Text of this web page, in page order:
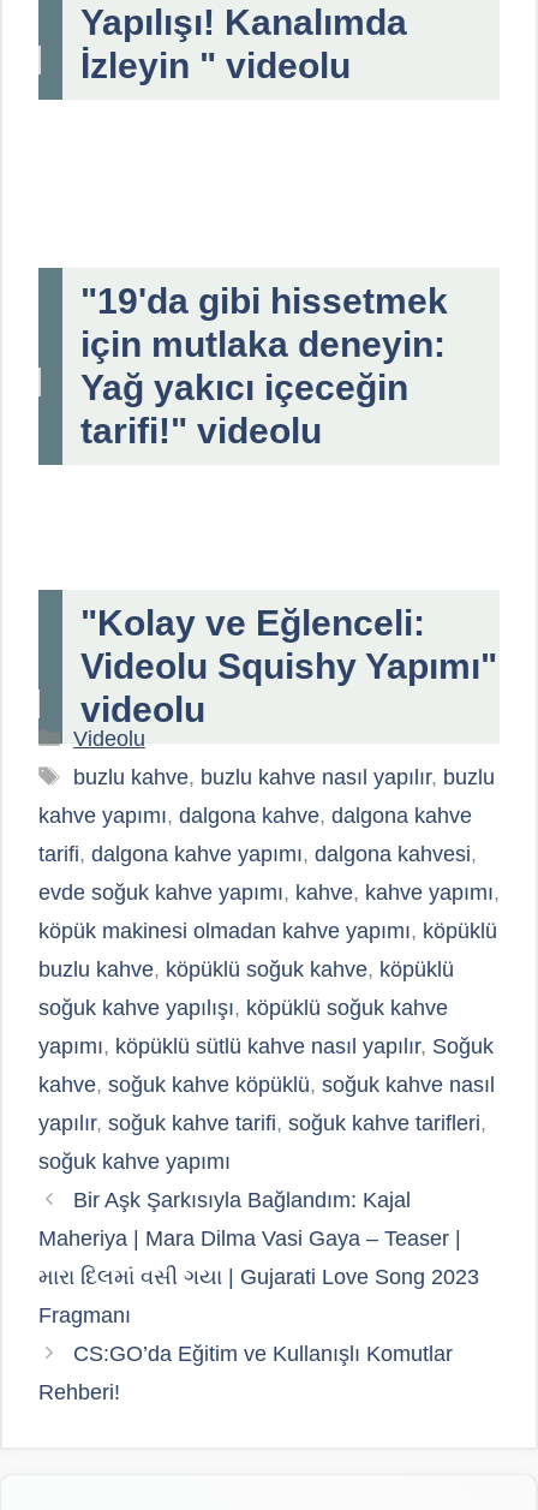
Yapılışı! Kanalımda
İzleyin " videolu
"19'da gibi hissetmek
için mutlaka deneyin:
Yağ yakıcı içeceğin
tarifi!" videolu
"Kolay ve Eğlenceli:
Videolu Squishy Yapımı"
videolu
Kategoriler
Videolu
Etiketler
buzlu kahve, buzlu kahve nasıl yapılır, buzlu
kahve yapımı, dalgona kahve, dalgona kahve
tarifi, dalgona kahve yapımı, dalgona kahvesi,
evde soğuk kahve yapımı, kahve, kahve yapımı,
köpük makinesi olmadan kahve yapımı, köpüklü
buzlu kahve, köpüklü soğuk kahve, köpüklü
soğuk kahve yapılışı, köpüklü soğuk kahve
yapımı, köpüklü sütlü kahve nasıl yapılır, Soğuk
kahve, soğuk kahve köpüklü, soğuk kahve nasıl
yapılır, soğuk kahve tarifi, soğuk kahve tarifleri,
soğuk kahve yapımı
Bir Aşk Şarkısıyla Bağlandım: Kajal
Maheriya | Mara Dilma Vasi Gaya – Teaser |
મારા દિલમાં વસી ગયા | Gujarati Love Song 2023
Fragmanı
CS:GO’da Eğitim ve Kullanışlı Komutlar
Rehberi!